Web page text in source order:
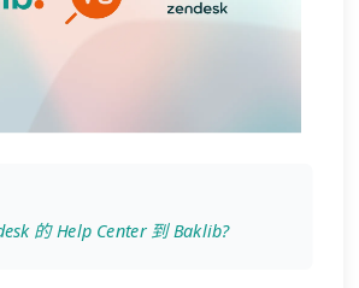
的 Help Center 到 Baklib?